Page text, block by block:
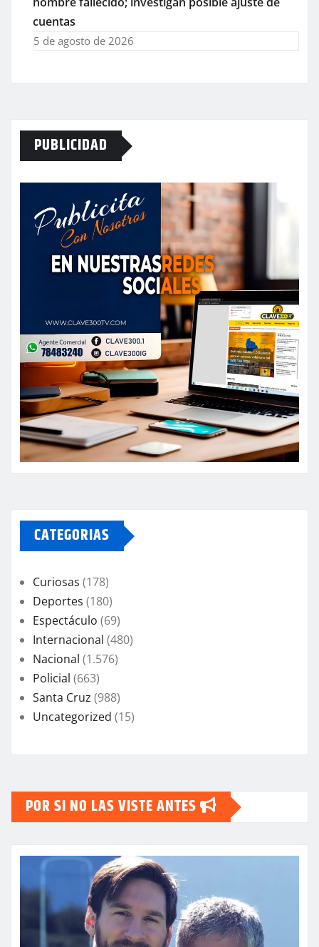
cuentas
5 de agosto de 2026
PUBLICIDAD
CATEGORIAS
Curiosas (178)
Deportes (180)
Espectáculo (69)
Internacional (480)
Nacional (1.576)
Policial (663)
Santa Cruz (988)
Uncategorized (15)
POR SI NO LAS VISTE ANTES